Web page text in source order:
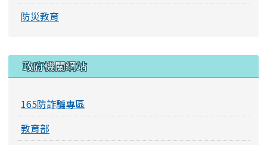
防災教育
右邊區域內容
政府機關網站
165防詐騙專區
教育部